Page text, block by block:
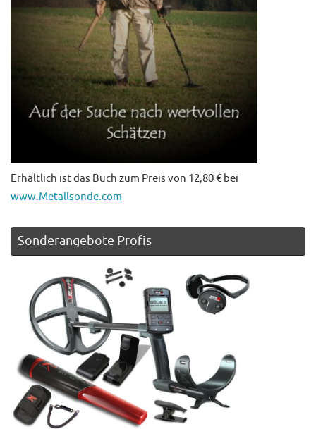
Erhältlich ist das Buch zum Preis von 12,80 € bei
www.Metallsonde.com
Sonderangebote Profis